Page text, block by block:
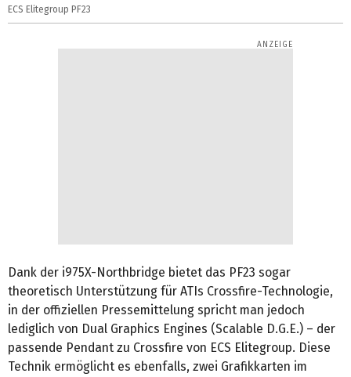
ECS Elitegroup PF23
Dank der i975X-Northbridge bietet das PF23 sogar
theoretisch Unterstützung für ATIs Crossfire-Technologie,
in der offiziellen Pressemittelung spricht man jedoch
lediglich von Dual Graphics Engines (Scalable D.G.E.) – der
passende Pendant zu Crossfire von ECS Elitegroup. Diese
Technik ermöglicht es ebenfalls, zwei Grafikkarten im